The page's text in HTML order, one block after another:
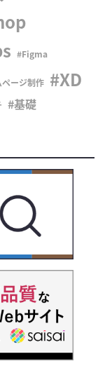
Figma
ページ制作 XD
基礎